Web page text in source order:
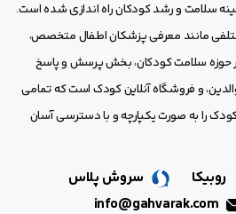
سلامت و رشد کودکان راه اندازی شده است.
مانند معرفی پزشکان اطفال متخصص،
حوزه سلامت کودکان، بخش پرسش و پاسخ
و فروشگاه آنلاین کودک است که تمامی
را به صورت یکپارچه و با دسترسی آسان
روبیکا
سروش پلاس